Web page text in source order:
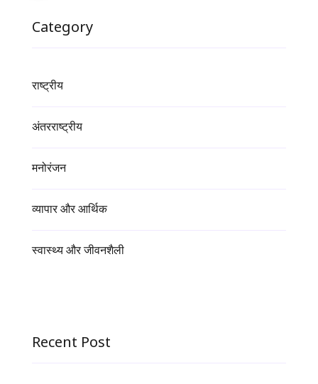
Category
राष्ट्रीय
अंतरराष्ट्रीय
मनोरंजन
व्यापार और आर्थिक
स्वास्थ्य और जीवनशैली
Recent Post